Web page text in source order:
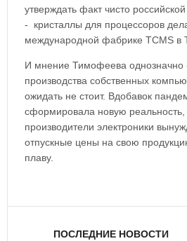
утверждать факт чисто
- кристаллы для процессоров
международной фабрике TCMS в
И мнение Тимофеева однозначно
производства собственных
ожидать не стоит. Вдобавок
сформировала новую реальность,
производители электроники
отпускные цены на свою
плаву.
ПОСЛЕДНИЕ НОВОСТИ